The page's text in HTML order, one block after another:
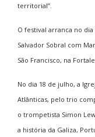
territorial”.
O festival arranca no
Salvador Sobral com
São Francisco, na
No dia 18 de julho, a
Atlânticas, pelo trio
o trompetista Simon
a história da Galiza,